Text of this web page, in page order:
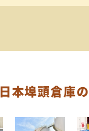
日本埠頭倉庫の